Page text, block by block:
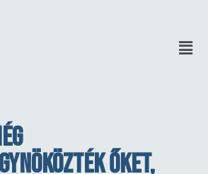
ŐKET,